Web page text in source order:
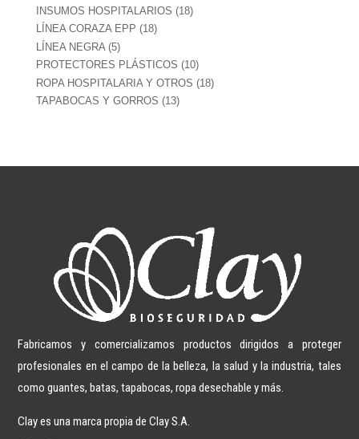
INSUMOS HOSPITALARIOS 1818
LÍNEA CORAZA EPP 1818
LÍNEA NEGRA 55
productos
PROTECTORES PLÁSTICOS 1010
productos
ROPA HOSPITALARIA Y OTROS 1818
TAPABOCAS Y GORROS 1313
Fabricamos y comercializamos productos dirigidos a proteger
profesionales en el campo de la belleza, la salud y la industria, tales
como guantes, batas, tapabocas, ropa desechable y más.
Clay es una marca propia de Clay S.A.